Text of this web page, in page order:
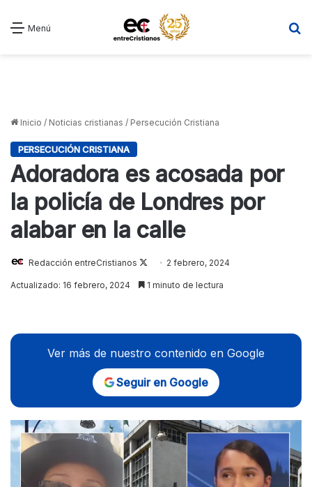
Menú
Inicio / Noticias cristianas / Persecución Cristiana
PERSECUCIÓN CRISTIANA
Adoradora es acosada por
la policía de Londres por
alabar en la calle
Redacción entreCristianos
Follow2 febrero, 2024
Actualizado: 16 febrero, 2024 1 minuto de lectura
Ver más de nuestro contenido en Google
Seguir en Google